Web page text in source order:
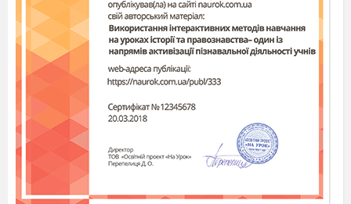
Складне
речення
Сполучникове
Безсполучникове
речення